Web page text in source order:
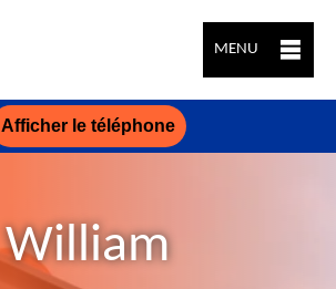
MENU
Afficher le téléphone
William